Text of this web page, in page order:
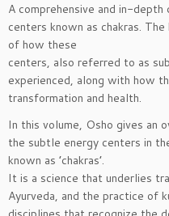
A comprehensive and in-depth
centers known as chakras.
of how these
centers, also referred to as
experienced, along with how
transformation and health.
In this volume, Osho gives an
the subtle energy centers in
known as ’chakras’.
It is a science that underlies
Ayurveda, and the practice of